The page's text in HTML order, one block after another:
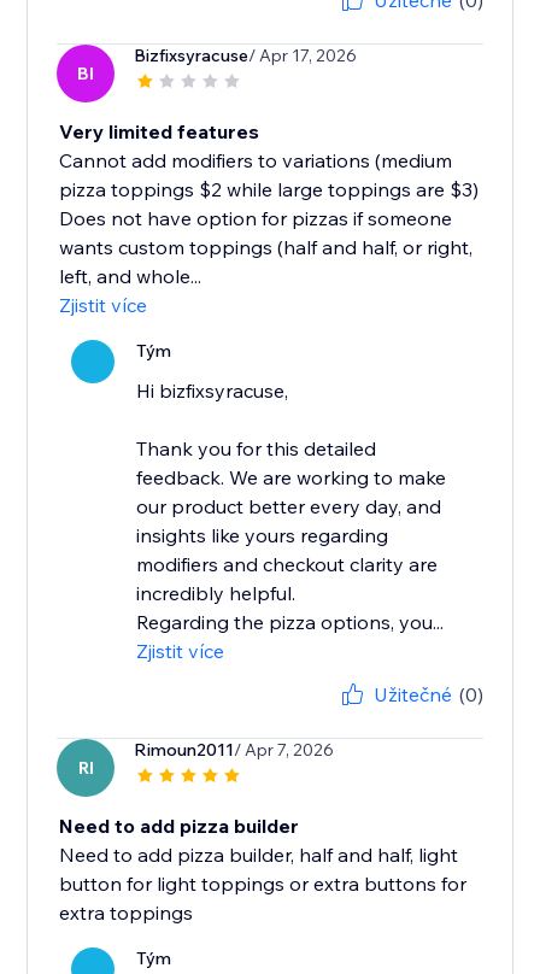
BI
Bizfixsyracuse/ Apr 17, 2026
Very limited features
Cannot add modifiers to variations (medium
pizza toppings $2 while large toppings are $3)
Does not have option for pizzas if someone
wants custom toppings (half and half, or right,
left, and whole...
Zjistit více
Tým
Hi bizfixsyracuse,
Thank you for this detailed
feedback. We are working to make
our product better every day, and
insights like yours regarding
modifiers and checkout clarity are
incredibly helpful.
Regarding the pizza options, you...
Zjistit více
Užitečné (0)
RI
Rimoun2011/ Apr 7, 2026
Need to add pizza builder
Need to add pizza builder, half and half, light
button for light toppings or extra buttons for
extra toppings
Tým